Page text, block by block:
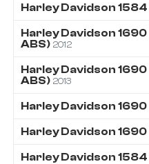
Harley Davidson 1584
Harley Davidson 1690
ABS) 2012
Harley Davidson 1690
ABS) 2013
Harley Davidson 1690
Harley Davidson 1690
Harley Davidson 1584